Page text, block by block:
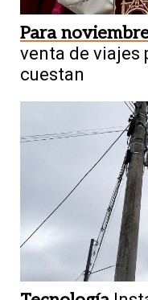
Para
venta de viajes
cuestan